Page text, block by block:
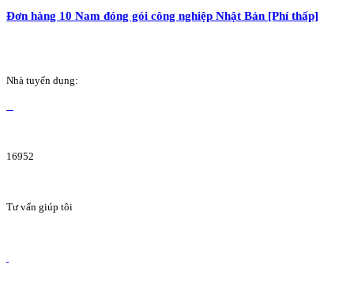
Đơn hàng 10 Nam đóng gói công nghiệp Nhật Bản [Phí thấp]
Nhà tuyển dụng:
16952
Tư vấn giúp tôi